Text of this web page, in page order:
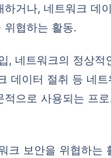
하거나, 네트워크 데
위협하는 활동.
데이터 절취 등 네
적으로 사용되는 프